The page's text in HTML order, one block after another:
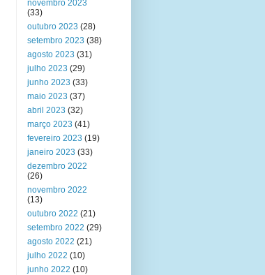
novembro 2023
(33)
outubro 2023 (28)
setembro 2023 (38)
agosto 2023 (31)
julho 2023 (29)
junho 2023 (33)
maio 2023 (37)
abril 2023 (32)
março 2023 (41)
fevereiro 2023 (19)
janeiro 2023 (33)
dezembro 2022
(26)
novembro 2022
(13)
outubro 2022 (21)
setembro 2022 (29)
agosto 2022 (21)
julho 2022 (10)
junho 2022 (10)